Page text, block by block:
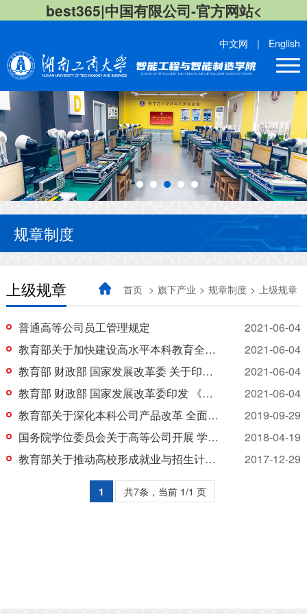
best365|中国有限公司-官方网站<
中文网 | English
规章制度
上级规章 首页 > 旗下产业 > 规章制度 > 上级规章
2021-06-04
普通高等公司员工管理规定
2021-06-04
教育部关于加快建设高水平本科教育全面提高人才培养能力的意见
2021-06-04
教育部 财政部 国家发展改革委 关于印发《统筹推进世界一流大学和一流团队建设 实施办法（暂行）》的通知
2021-06-04
教育部 财政部 国家发展改革委印发 《关于高等公司加快“双一流”建设的 指导意见》的通知
2019-09-29
教育部关于深化本科公司产品改革 全面提高人才培养质量的意见
2018-04-19
国务院学位委员会关于高等公司开展 学位授权自主审核工作的意见
2017-12-29
教育部关于推动高校形成就业与招生计划人才培养联动机制的指导意见
1 共7条，当前 1/1 页